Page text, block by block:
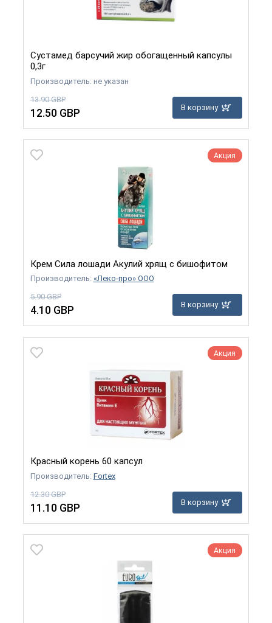
Сустамед барсучий жир обогащенный капсулы
0,3г
Производитель: не указан
13.90 GBP
12.50 GBP В корзину
Акция
Крем Сила лошади Акулий хрящ с бишофитом
Производитель: «Леко-про» ООО
5.90 GBP
4.10 GBP В корзину
Акция
Красный корень 60 капсул
Производитель: Fortex
12.30 GBP
11.10 GBP В корзину
Акция